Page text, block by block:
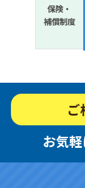
保険・
補償制度
お気